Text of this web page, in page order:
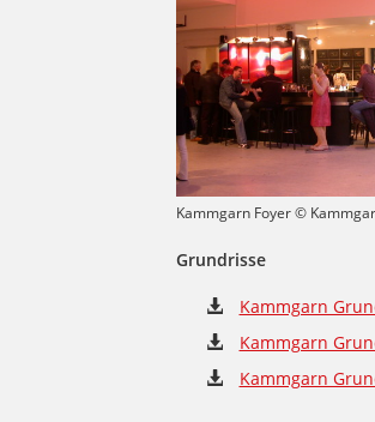
Kammgarn Foyer ©
Grundrisse
Kammgarn
Kammgarn
Kammgarn